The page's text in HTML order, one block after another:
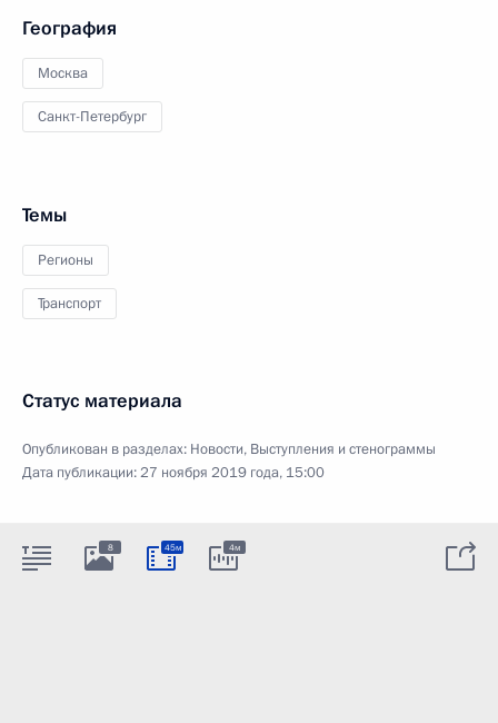
География
Москва
Санкт-Петербург
Темы
Регионы
Транспорт
Статус материала
Опубликован в разделах: Новости, Выступления и стенограммы
Дата публикации:27 ноября 2019 года, 15:00
8 45м 4м